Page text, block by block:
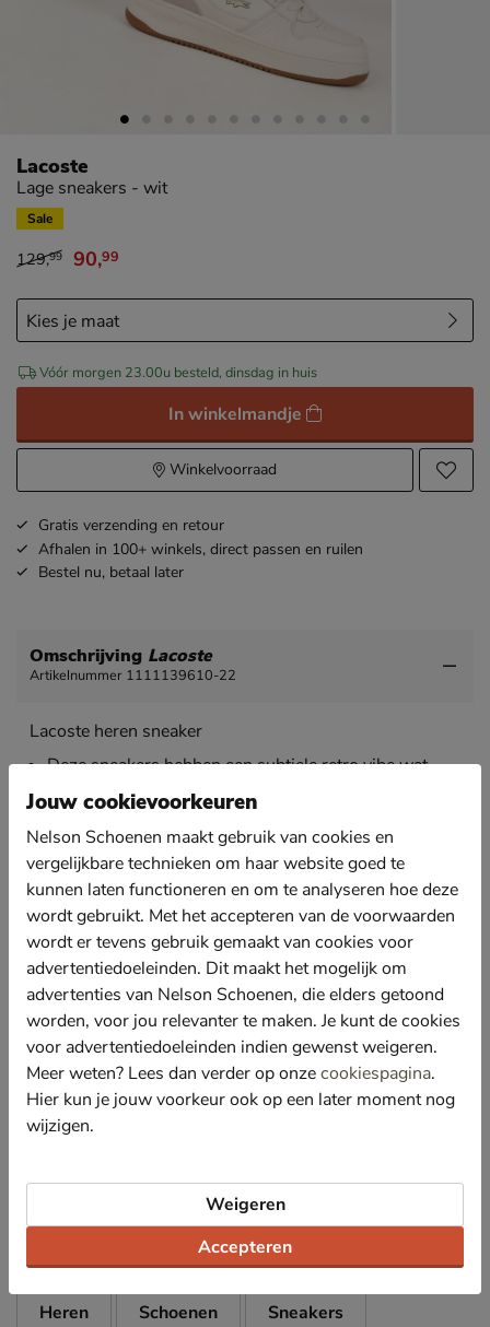
Lacoste
Lage sneakers - wit
Sale
van € 129,99 voor € 90,99
129,99 90,99
Vóór morgen 23.00u besteld, dinsdag in huis
In winkelmandje
Winkelvoorraad
Gratis verzending en retour
Afhalen in 100+ winkels, direct passen en ruilen
Bestel nu, betaal later
Omschrijving Lacoste
Artikelnummer 1111139610-22
Lacoste heren sneaker
Deze sneakers hebben een subtiele retro vibe wat
combineren en loopen ook nog eens comfortabel,
wat wil je nog meer?
Uitgevoerd in leer. Dit materiaal vormt zich op den
duur naar de voet en biedt een ademend effect aan de
schoen.
Gevoerd met textiel en voorzien van een gewatteerde
hielkap voor extra comfort tijdens het lopen.
Bevat een OrthoLite-voetbed wat langdurige
demping en een goede doorademing van de schoen
garandeert.
Afgewerkt met een rubberen loopzool met goede
grip.
Bekijk meer
Heren Schoenen
Sneakers
Jouw cookievoorkeuren
Nelson Schoenen maakt gebruik van cookies en
vergelijkbare technieken om haar website goed te
kunnen laten functioneren en om te analyseren hoe deze
wordt gebruikt. Met het accepteren van de voorwaarden
wordt er tevens gebruik gemaakt van cookies voor
advertentiedoeleinden. Dit maakt het mogelijk om
advertenties van Nelson Schoenen, die elders getoond
worden, voor jou relevanter te maken. Je kunt de cookies
voor advertentiedoeleinden indien gewenst weigeren.
Meer weten? Lees dan verder op onzecookiespagina.
Hier kun je jouw voorkeur ook op een later moment nog
wijzigen.
Accepteren
Weigeren